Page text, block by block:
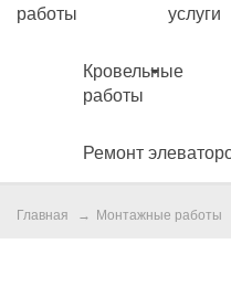
работы
услуги
Кровельные
работы
Ремонт
Главная Монтажные работы